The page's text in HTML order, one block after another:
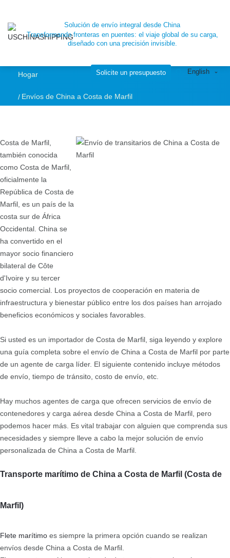
Contenedor
marítimo, envío de
carga aérea de
Marfil |SCU
Solución de envío integral desde China
Transformando fronteras en puentes: el viaje global de su carga,
diseñado con una precisión invisible.
Solicite un presupuesto English
Hogar
Envíos de China a Costa de Marfil
Costa de Marfil,
también conocida
como Costa de Marfil,
oficialmente la
República de Costa de
Marfil, es un país de la
costa sur de África
Occidental. China se
ha convertido en el
mayor socio financiero
bilateral de Côte
d'Ivoire y su tercer
socio comercial. Los proyectos de cooperación en materia de
infraestructura y bienestar público entre los dos países han arrojado
beneficios económicos y sociales favorables.
Si usted es un importador de Costa de Marfil, siga leyendo y explore
una guía completa sobre el envío de China a Costa de Marfil por parte
de un agente de carga líder. El siguiente contenido incluye métodos
de envío, tiempo de tránsito, costo de envío, etc.
Hay muchos agentes de carga que ofrecen servicios de envío de
contenedores y carga aérea desde China a Costa de Marfil, pero
podemos hacer más. Es vital trabajar con alguien que comprenda sus
necesidades y siempre lleve a cabo la mejor solución de envío
personalizada de China a Costa de Marfil.
Transporte marítimo de China a Costa de Marfil (Costa de
Marfil)
Flete marítimo es siempre la primera opción cuando se realizan
envíos desde China a Costa de Marfil.